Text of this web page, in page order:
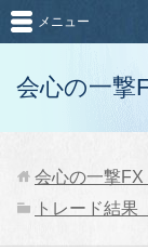
会心の一撃
メニュー
会心の一撃FX
トレード結果